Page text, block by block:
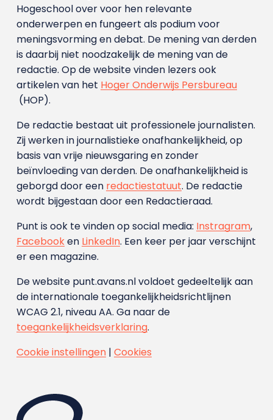
Hogeschool over voor hen relevante
onderwerpen en fungeert als podium voor
meningsvorming en debat. De mening van derden
is daarbij niet noodzakelijk de mening van de
redactie. Op de website vinden lezers ook
artikelen van het Hoger Onderwijs Persbureau
(HOP).
De redactie bestaat uit professionele journalisten.
Zij werken in journalistieke onafhankelijkheid, op
basis van vrije nieuwsgaring en zonder
beïnvloeding van derden. De onafhankelijkheid is
geborgd door een redactiestatuut. De redactie
wordt bijgestaan door een Redactieraad.
Punt is ook te vinden op social media: Instragram,
Facebooken LinkedIn. Een keer per jaar verschijnt
er een magazine.
De website punt.avans.nl voldoet gedeeltelijk aan
de internationale toegankelijkheidsrichtlijnen
WCAG 2.1, niveau AA. Ga naar de
toegankelijkheidsverklaring.
Cookie instellingen| Cookies